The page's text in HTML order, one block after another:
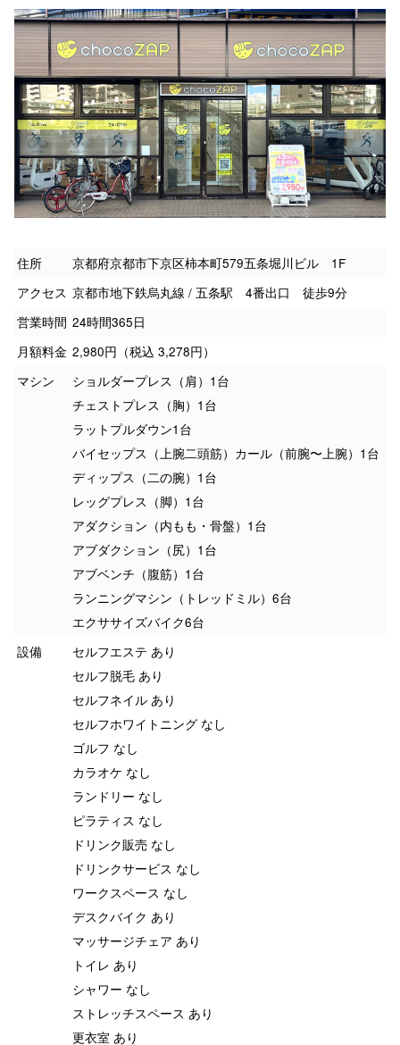
住所
京都府京都市下京区柿本町579五条堀川ビル 1F
アクセス 京都市地下鉄烏丸線 / 五条駅 4番出口 徒歩9分
営業時間 24時間365日
月額料金 2,980円（税込 3,278円）
マシン
ショルダープレス（肩）1台
チェストプレス（胸）1台
ラットプルダウン1台
バイセップス（上腕二頭筋）カール（前腕〜上腕）1台
ディップス（二の腕）1台
レッグプレス（脚）1台
アダクション（内もも・骨盤）1台
アブダクション（尻）1台
アブベンチ（腹筋）1台
ランニングマシン（トレッドミル）6台
エクササイズバイク6台
設備
セルフエステ あり
セルフ脱毛 あり
セルフネイル あり
セルフホワイトニング なし
ゴルフ なし
カラオケ なし
ランドリー なし
ピラティス なし
ドリンク販売 なし
ドリンクサービス なし
ワークスペース なし
デスクバイク あり
マッサージチェア あり
トイレ あり
シャワー なし
ストレッチスペース あり
更衣室 あり